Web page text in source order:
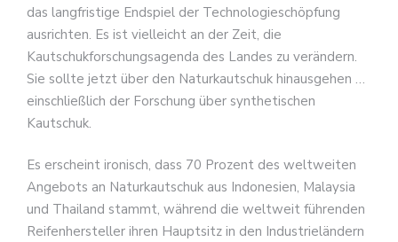
das langfristige Endspiel der Technologieschöpfung
ausrichten. Es ist vielleicht an der Zeit, die
Kautschukforschungsagenda des Landes zu verändern.
Sie sollte jetzt über den Naturkautschuk hinausgehen …
einschließlich der Forschung über synthetischen
Kautschuk.
Es erscheint ironisch, dass 70 Prozent des weltweiten
Angebots an Naturkautschuk aus Indonesien, Malaysia
und Thailand stammt, während die weltweit führenden
Reifenhersteller ihren Hauptsitz in den Industrieländern